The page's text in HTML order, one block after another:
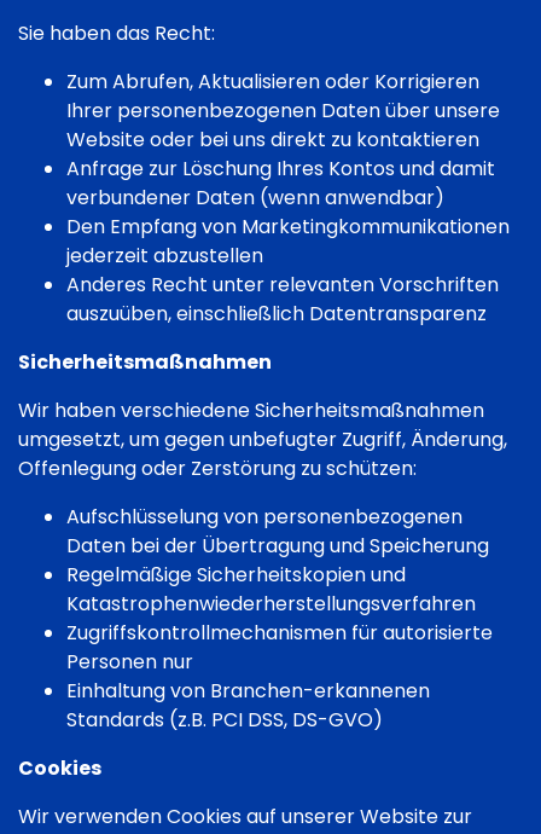
Sie haben das Recht:
Zum Abrufen, Aktualisieren oder Korrigieren
Ihrer personenbezogenen Daten über unsere
Website oder bei uns direkt zu kontaktieren
Anfrage zur Löschung Ihres Kontos und damit
verbundener Daten (wenn anwendbar)
Den Empfang von Marketingkommunikationen
jederzeit abzustellen
Anderes Recht unter relevanten Vorschriften
auszuüben, einschließlich Datentransparenz
Sicherheitsmaßnahmen
Wir haben verschiedene Sicherheitsmaßnahmen
umgesetzt, um gegen unbefugter Zugriff, Änderung,
Offenlegung oder Zerstörung zu schützen:
Aufschlüsselung von personenbezogenen
Daten bei der Übertragung und Speicherung
Regelmäßige Sicherheitskopien und
Katastrophenwiederherstellungsverfahren
Zugriffskontrollmechanismen für autorisierte
Personen nur
Einhaltung von Branchen-erkannenen
Standards (z.B. PCI DSS, DS-GVO)
Cookies
Wir verwenden Cookies auf unserer Website zur